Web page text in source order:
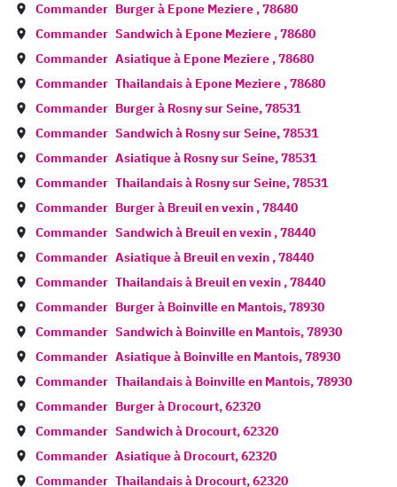
Commander Burger à Epone Meziere ,78680
Commander Sandwich à Epone Meziere ,78680
Commander Asiatique à Epone Meziere ,78680
Commander Thailandais à Epone Meziere ,78680
Commander Burger à Rosny sur Seine,78531
Commander Sandwich à Rosny sur Seine,78531
Commander Asiatique à Rosny sur Seine,78531
Commander Thailandais à Rosny sur Seine,78531
Commander Burger à Breuil en vexin ,78440
Commander Sandwich à Breuil en vexin ,78440
Commander Asiatique à Breuil en vexin ,78440
Commander Thailandais à Breuil en vexin ,78440
Commander Burger à Boinville en Mantois,78930
Commander Sandwich à Boinville en Mantois,78930
Commander Asiatique à Boinville en Mantois,78930
Commander Thailandais à Boinville en Mantois,78930
Commander Burger à Drocourt,62320
Commander Sandwich à Drocourt,62320
Commander Asiatique à Drocourt,62320
Commander Thailandais à Drocourt,62320